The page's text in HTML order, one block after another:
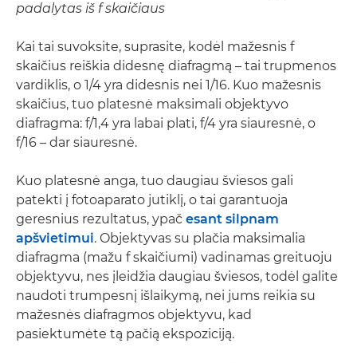
padalytas iš f skaičiaus
Kai tai suvoksite, suprasite, kodėl mažesnis f
skaičius reiškia didesnę diafragmą – tai trupmenos
vardiklis, o 1/4 yra didesnis nei 1/16. Kuo mažesnis
skaičius, tuo platesnė maksimali objektyvo
diafragma: f/1,4 yra labai plati, f/4 yra siauresnė, o
f/16 – dar siauresnė.
Kuo platesnė anga, tuo daugiau šviesos gali
patekti į fotoaparato jutiklį, o tai garantuoja
geresnius rezultatus, ypač esant silpnam
apšvietimui. Objektyvas su plačia maksimalia
diafragma (mažu f skaičiumi) vadinamas greituoju
objektyvu, nes įleidžia daugiau šviesos, todėl galite
naudoti trumpesnį išlaikymą, nei jums reikia su
mažesnės diafragmos objektyvu, kad
pasiektumėte tą pačią ekspoziciją.